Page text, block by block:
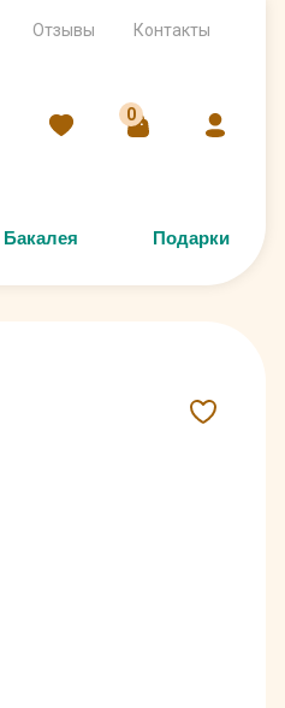
Отзывы Контакты
0
Бакалея Подарки